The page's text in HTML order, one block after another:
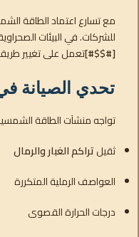
مع تسارع اعتماد الطاقة
للشركات. في البيئات
[#$$#]تعمل على تغيير
تحدي الصيانة
تواجه منشآت الطاقة
ثقيلتراكم الغبار والرمال
العواصف الرملية المتكررة
درجات الحرارة القصوى